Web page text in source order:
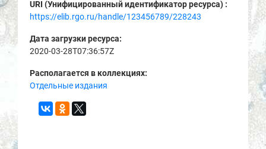
URI (Унифицированный идентификатор ресурса) :
https://elib.rgo.ru/handle/123456789/228243
Дата загрузки ресурса:
2020-03-28T07:36:57Z
Располагается в коллекциях:
Отдельные издания